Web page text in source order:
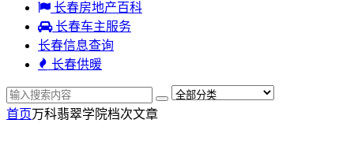
长春房地产百科
长春车主服务
长春信息查询
长春供暖
首页万科翡翠学院档次文章